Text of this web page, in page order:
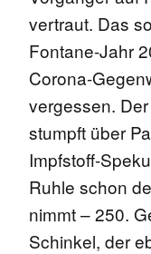
vertraut. Das
Fontane-Jahr
Corona-
vergessen.
stumpft über
Impfstoff-
Ruhle schon
nimmt – 250.
Schinkel, der